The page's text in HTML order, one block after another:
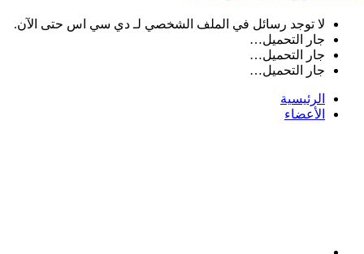
لا توجد رسائل في الملف الشخصي لـ دي سي اس حتى الآن.
جار التحميل…
جار التحميل…
جار التحميل…
الرئيسية
الأعضاء